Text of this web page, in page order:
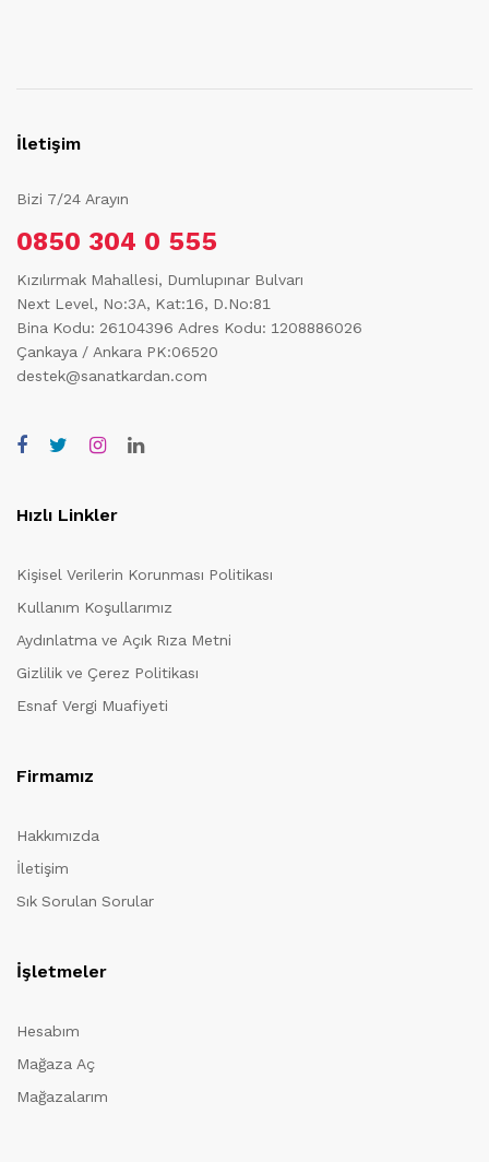
İletişim
Bizi 7/24 Arayın
0850 304 0 555
Kızılırmak Mahallesi, Dumlupınar Bulvarı
Next Level, No:3A, Kat:16, D.No:81
Bina Kodu: 26104396 Adres Kodu: 1208886026
Çankaya / Ankara PK:06520
destek@sanatkardan.com
Hızlı Linkler
Kişisel Verilerin Korunması Politikası
Kullanım Koşullarımız
Aydınlatma ve Açık Rıza Metni
Gizlilik ve Çerez Politikası
Esnaf Vergi Muafiyeti
Firmamız
Hakkımızda
İletişim
Sık Sorulan Sorular
İşletmeler
Hesabım
Mağaza Aç
Mağazalarım